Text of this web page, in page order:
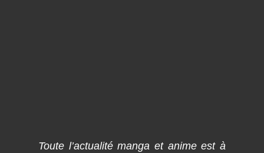
Toute l’actualité manga et anime est à